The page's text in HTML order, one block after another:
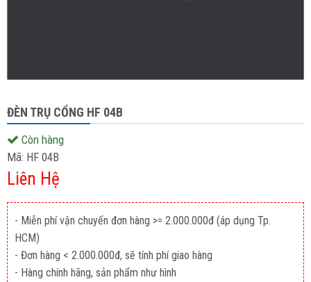
ĐÈN TRỤ CỔNG HF 04B
Còn hàng
Mã: HF 04B
Liên Hệ
- Miễn phí vận chuyển đơn hàng >= 2.000.000đ (áp dụng Tp.
HCM)
- Đơn hàng < 2.000.000đ, sẽ tính phí giao hàng
- Hàng chính hãng, sản phẩm như hình